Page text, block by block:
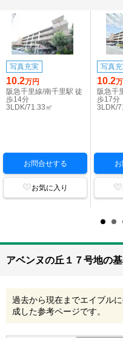
写真充実
10.2万円
阪急千里線/南千里駅 徒
歩14分
3LDK/71.33㎡
お問合せする
お気に入り
写真
10.2
阪急千
歩17分
3LDK/
アベンヌの丘１７号地の
過去から現在までエイブル
成した参考ページです。